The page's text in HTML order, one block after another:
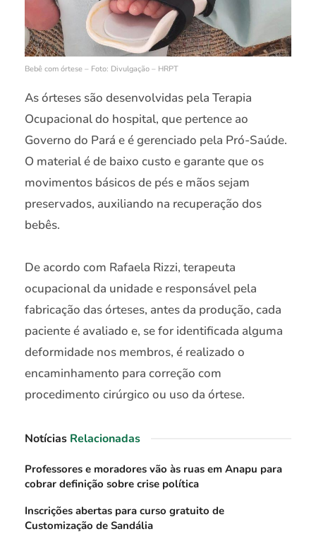
Bebê com órtese – Foto: Divulgação – HRPT
As órteses são desenvolvidas pela Terapia
Ocupacional do hospital, que pertence ao
Governo do Pará e é gerenciado pela Pró-Saúde.
O material é de baixo custo e garante que os
movimentos básicos de pés e mãos sejam
preservados, auxiliando na recuperação dos
bebês.
De acordo com Rafaela Rizzi, terapeuta
ocupacional da unidade e responsável pela
fabricação das órteses, antes da produção, cada
paciente é avaliado e, se for identificada alguma
deformidade nos membros, é realizado o
encaminhamento para correção com
procedimento cirúrgico ou uso da órtese.
Notícias Relacionadas
Professores e moradores vão às ruas em Anapu para
cobrar definição sobre crise política
Inscrições abertas para curso gratuito de
Customização de Sandália